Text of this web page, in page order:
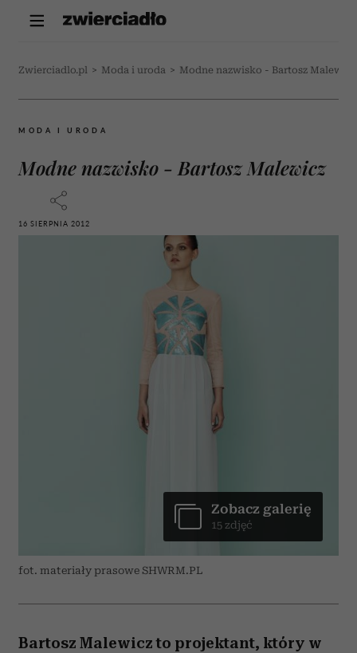
Zwierciadlo.pl > Moda i uroda > Modne nazwisko - Bartosz Malewicz
MODA I URODA
Modne nazwisko - Bartosz Malewicz
16 SIERPNIA 2012
fot. materiały prasowe SHWRM.PL
Zobacz galerię
15 zdjęć
Bartosz Malewicz to projektant, który w